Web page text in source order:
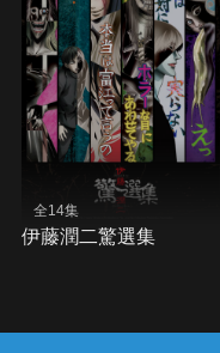
全14集
伊藤潤二驚選集